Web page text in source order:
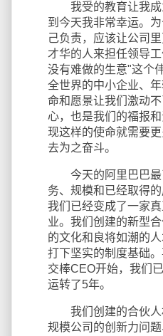
我受的教育让我成
到今天我非常幸运。
己负责，应该让公司
才华的人来担任领导
没有难做的生意"这个
全世界的中小企业、
命和愿景让我们激动
心，也是我们的福报
现这样的使命就需要
去为之奋斗。
今天的阿里巴巴最
务、规模和已经取得
我们已经变成了一家
业。我们创建的新型
的文化和良将如潮的
打下坚实的制度基础
交棒CEO开始，我们
运转了5年。
我们创建的合伙人
规模公司的创新力问题